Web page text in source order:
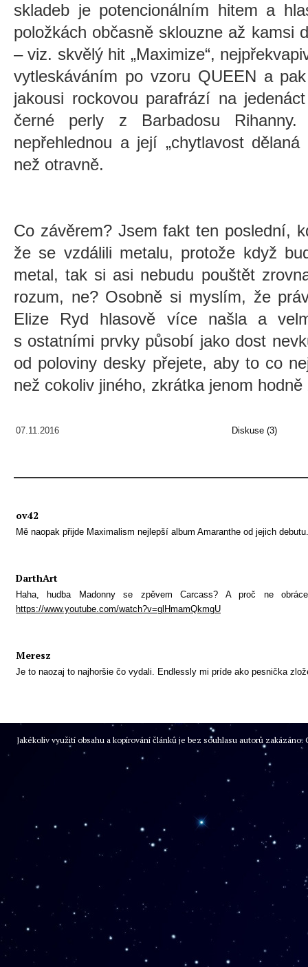
skladeb je potencionálním hitem a
položkách občasně sklouzne až kamsi
– viz. skvělý hit „Maximize“,
vytleskáváním po vzoru QUEEN a
jakousi rockovou parafrází na
černé perly z Barbadosu
nepřehlednou a její „chytlavost
než otravně.
Co závěrem? Jsem fakt ten poslední,
že se vzdálili metalu, protože když
metal, tak si asi nebudu pouštět
rozum, ne? Osobně si myslím, že
Elize Ryd hlasově více našla a
s ostatními prvky působí jako dost
od poloviny desky přejete, aby to co
než cokoliv jiného, zkrátka jenom
07.11.2016 Diskuse (3)
ov42
Mě naopak přijde Maximalism nejlepší album Amaranthe od jejich debutu.
DarthArt
Haha, hudba Madonny se zpěvem Carcass? A proč ne
https://www.youtube.com/watch?v=glHmamQkmgU
Meresz
Je to naozaj to najhoršie čo vydali. Endlessly mi príde ako pesnička
Jakékoliv využití obsahu a kopírování článků je bez souhlasu autorů